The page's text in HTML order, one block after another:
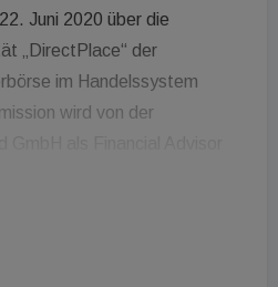
Juni 2020 über die
„DirectPlace“ der
im Handelssystem
wird von der